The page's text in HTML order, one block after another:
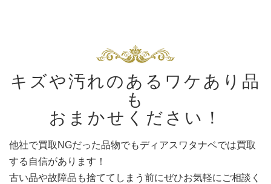
キズや汚れのあるワケあり品
も
おまかせください！
他社で買取NGだった品物でもディアスワタナベでは買取
する自信があります！
古い品や故障品も捨ててしまう前にぜひお気軽にご相談く